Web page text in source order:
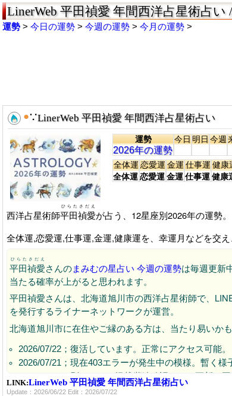
LinerWeb 平田禎愛 年間西洋占星術占
運勢 今日の運勢 今週の運勢 今月の運勢
●∵LinerWeb 平田禎愛 年間西洋占星術占い
運勢
2026年の運勢
今日明日今週
全体運
全体運
恋愛運
恋愛運
金運
金運
仕事運
仕事運
健康
健康
西洋占星術師平田禎愛
ひらたさだえ
が占う、12星座別2026年の運勢。
全体運,恋愛運,仕事運,金運,健康運を、幸運月などを交え
平田禎愛
ひらたさだえ
さんのまみむの星占い 今週の運勢は毎週更新
当たる確率が上がると思われます。
平田禎愛さんは、北海道旭川市の西洋占星術師で、
を発行するライナーネットワークが運営。
北海道旭川市に在住やご縁のある方は、当たり易いかも
2026/07/22；復活しています。正常にアクセス可能。
2026/07/21；現在403エラーが発生中の模様。暫く様
2026/06/22：別ページで掲載継続確認。URL更新で再
2026/06/08：404エラー継続中。理由は不明ですが終
LINK:LinerWeb 平田禎愛 年間西洋占星術占い
Update：2026/06/22 Edit：2026/07/22